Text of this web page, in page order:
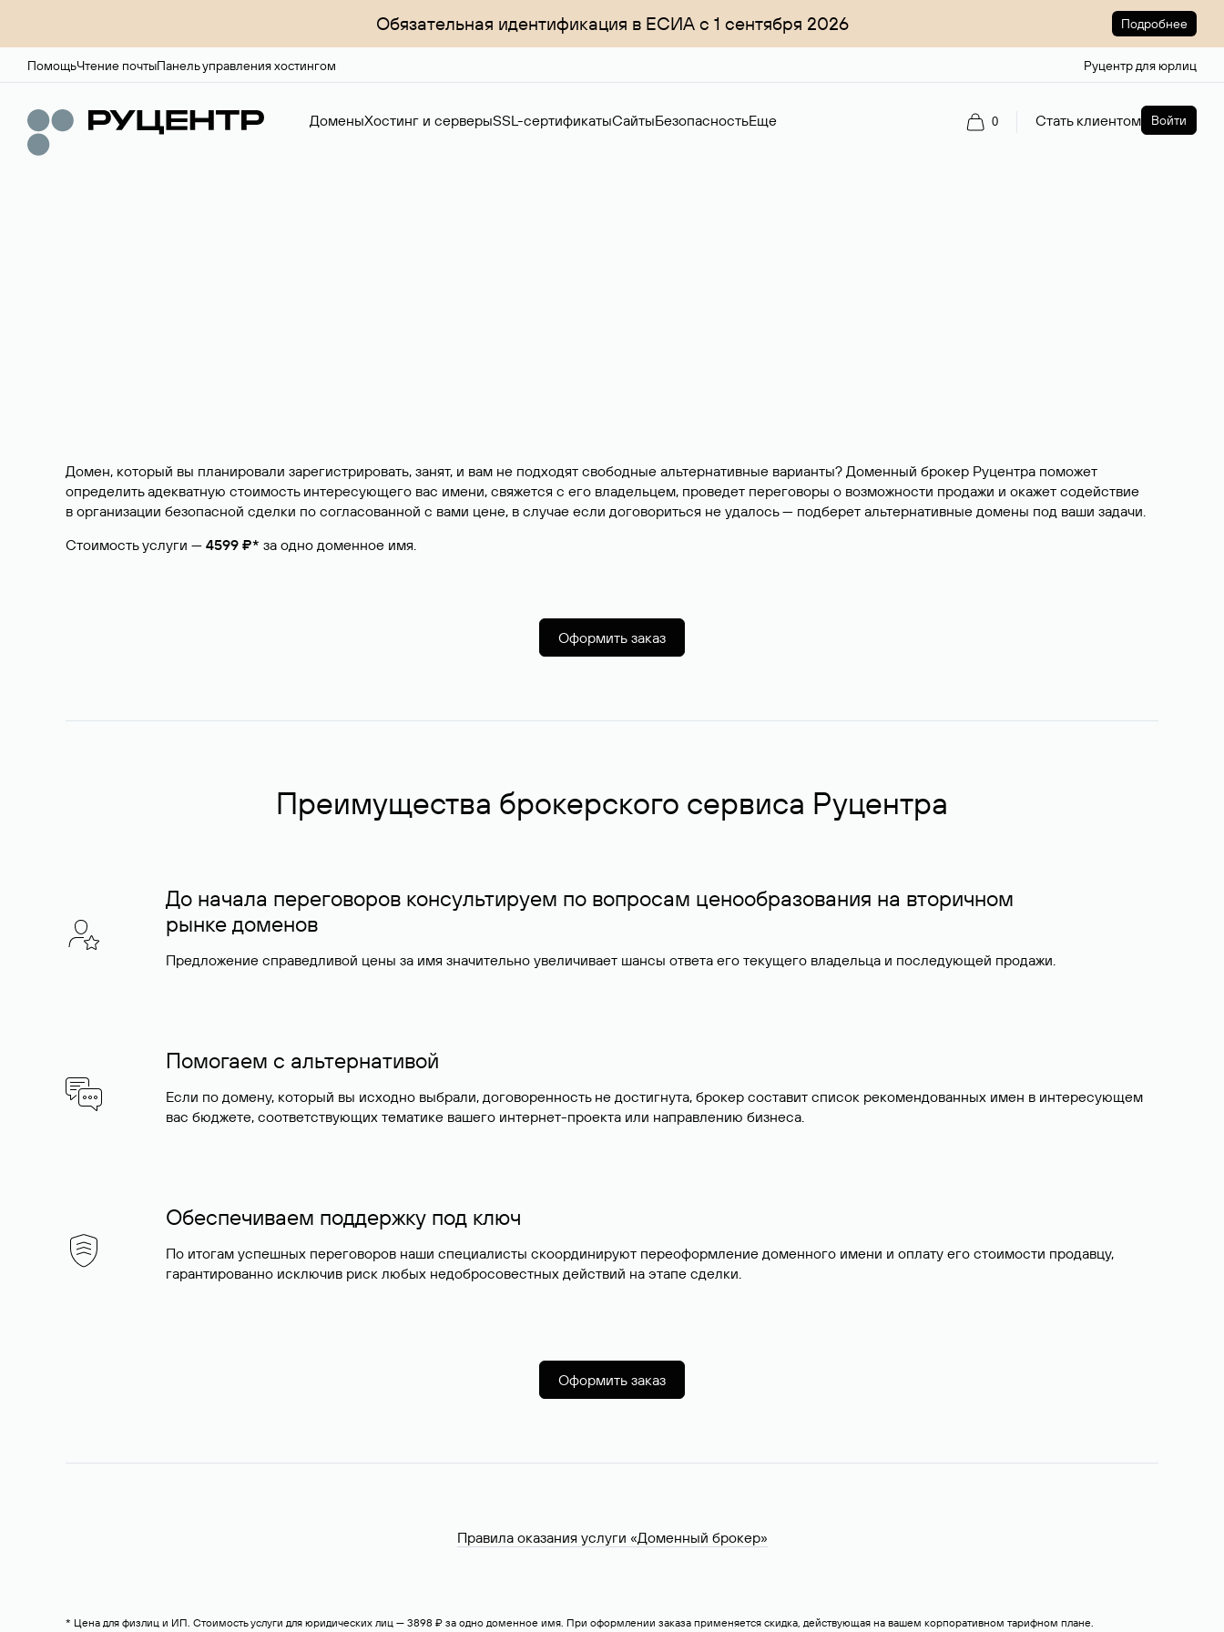
Обязательная идентификация в ЕСИА с 1 сентября 2026 Подробнее
ПомощьЧтение почтыПанель управления хостингом Руцентр для юрлиц
ДоменыХостинг и серверыSSL-сертификатыСайтыБезопасностьЕще 0 Стать клиентом Войти
Домен, который вы планировали зарегистрировать, занят, и вам не подходят свободные альтернативные варианты? Доменный брокер Руцентра поможет
определить адекватную стоимость интересующего вас имени, свяжется с его владельцем, проведет переговоры о возможности продажи и окажет содействие
в организации безопасной сделки по согласованной с вами цене, в случае если договориться не удалось — подберет альтернативные домены под ваши задачи.
Стоимость услуги — 4599 ₽* за одно доменное имя.
Оформить заказ
Преимущества брокерского сервиса Руцентра
До начала переговоров консультируем по вопросам ценообразования на вторичном
рынке доменов
Предложение справедливой цены за имя значительно увеличивает шансы ответа его текущего владельца и последующей продажи.
Помогаем с альтернативой
Если по домену, который вы исходно выбрали, договоренность не достигнута, брокер составит список рекомендованных имен в интересующем
вас бюджете, соответствующих тематике вашего интернет-проекта или направлению бизнеса.
Обеспечиваем поддержку под ключ
По итогам успешных переговоров наши специалисты скоординируют переоформление доменного имени и оплату его стоимости продавцу,
гарантированно исключив риск любых недобросовестных действий на этапе сделки.
Оформить заказ
Правила оказания услуги «Доменный брокер»
* Цена для физлиц и ИП. Стоимость услуги для юридических лиц — 3898 ₽ за одно доменное имя. При оформлении заказа применяется скидка, действующая на вашем корпоративном тарифном плане.